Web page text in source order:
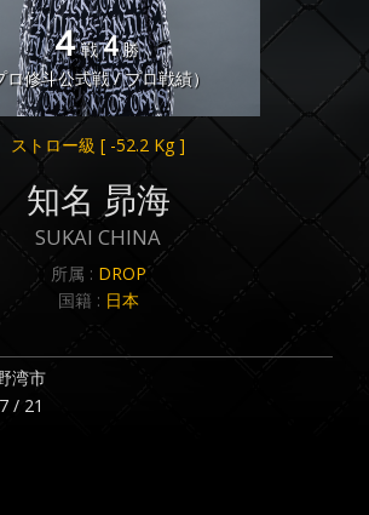
4 戦 4 勝
ロ修斗公式戦 / プロ戦績）
ストロー級 [ -52.2 Kg ]
知名 昴海
SUKAI CHINA
所属 : DROP
国籍 : 日本
湾市
/ 21